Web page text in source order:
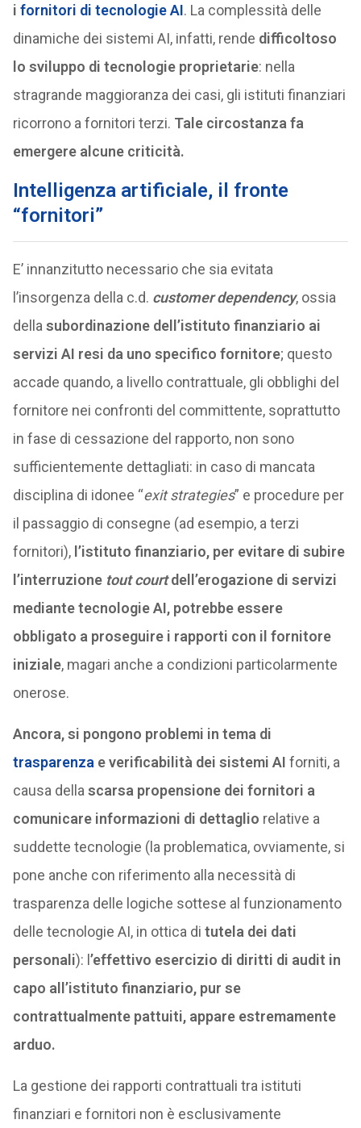
i fornitori di tecnologie AI. La complessità delle
dinamiche dei sistemi AI, infatti, rende difficoltoso
lo sviluppo di tecnologie proprietarie: nella
stragrande maggioranza dei casi, gli istituti finanziari
ricorrono a fornitori terzi. Tale circostanza fa
emergere alcune criticità.
Intelligenza artificiale, il fronte
“fornitori”
E’ innanzitutto necessario che sia evitata
l’insorgenza della c.d. customer dependency, ossia
della subordinazione dell’istituto finanziario ai
servizi AI resi da uno specifico fornitore; questo
accade quando, a livello contrattuale, gli obblighi del
fornitore nei confronti del committente, soprattutto
in fase di cessazione del rapporto, non sono
sufficientemente dettagliati: in caso di mancata
disciplina di idonee “exit strategies” e procedure per
il passaggio di consegne (ad esempio, a terzi
fornitori), l’istituto finanziario, per evitare di subire
l’interruzione tout courtdell’erogazione di servizi
mediante tecnologie AI, potrebbe essere
obbligato a proseguire i rapporti con il fornitore
iniziale, magari anche a condizioni particolarmente
onerose.
Ancora, si pongono problemi in tema di
trasparenza e verificabilità dei sistemi AI forniti, a
causa della scarsa propensione dei fornitori a
comunicare informazioni di dettaglio relative a
suddette tecnologie (la problematica, ovviamente, si
pone anche con riferimento alla necessità di
trasparenza delle logiche sottese al funzionamento
delle tecnologie AI, in ottica di tutela dei dati
personali): l ’effettivo esercizio di diritti di audit in
capo all’istituto finanziario, pur se
contrattualmente pattuiti, appare estremamente
arduo.
La gestione dei rapporti contrattuali tra istituti
finanziari e fornitori non è esclusivamente